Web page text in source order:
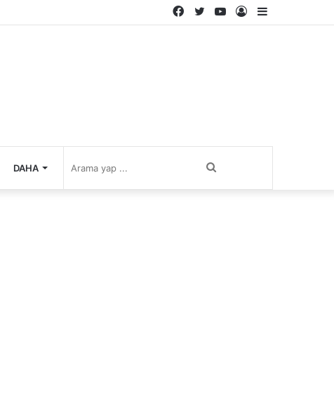
Kenar
Kayıt
YouTube
Twitter
Facebook
DAHA